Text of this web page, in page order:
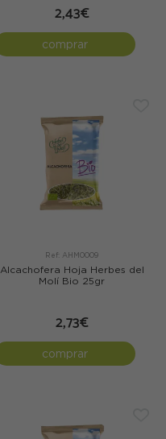
2,43€
comprar
Ref: AHM0009
Alcachofera Hoja Herbes del
Molí Bio 25gr
2,73€
comprar